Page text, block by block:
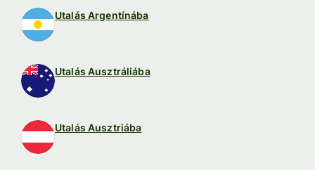
Utalás Argentínába
Utalás Ausztráliába
Utalás Ausztriába